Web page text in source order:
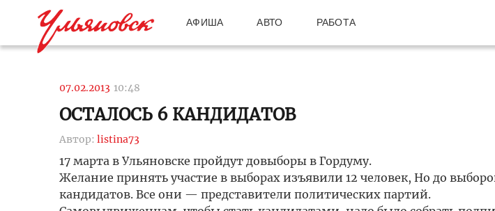
АФИША АВТО РАБОТА
07.02.2013 10:48
ОСТАЛОСЬ 6 КАНДИДАТОВ
Автор: listina73
17 марта в Ульяновске пройдут довыборы в Гордуму.
Желание принять участие в выборах изъявили 12 человек, Но до
кандидатов. Все они — представители политических партий.